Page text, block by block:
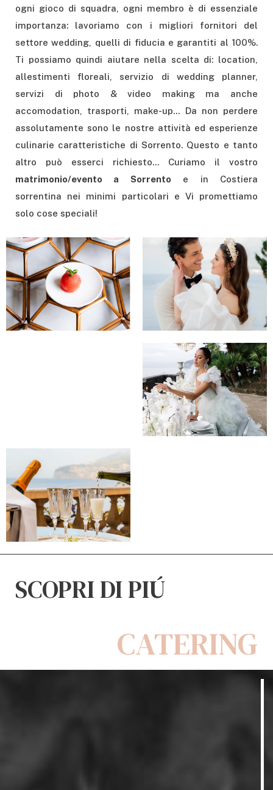
ogni gioco di squadra, ogni membro è di essenziale
importanza: lavoriamo con i migliori fornitori del
settore wedding, quelli di fiducia e garantiti al 100%.
Ti possiamo quindi aiutare nella scelta di: location,
allestimenti floreali, servizio di wedding planner,
servizi di photo & video making ma anche
accomodation, trasporti, make-up... Da non perdere
assolutamente sono le nostre attività ed esperienze
culinarie caratteristiche di Sorrento. Questo e tanto
altro può esserci richiesto... Curiamo il vostro
matrimonio/evento a Sorrento e in Costiera
sorrentina nei minimi particolari e Vi promettiamo
solo cose speciali!
SCOPRI DI PIÚ
CATERING